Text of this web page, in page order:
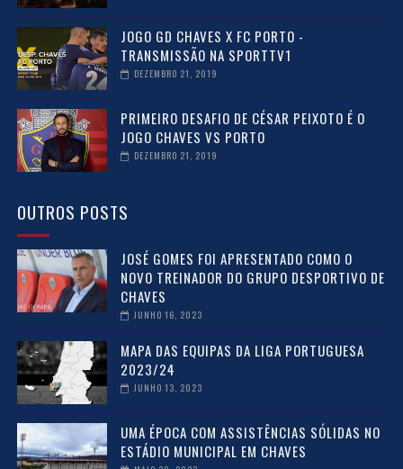
JOGO GD CHAVES X FC PORTO -
TRANSMISSÃO NA SPORTTV1
DEZEMBRO 21, 2019
PRIMEIRO DESAFIO DE CÉSAR PEIXOTO É O
JOGO CHAVES VS PORTO
DEZEMBRO 21, 2019
OUTROS POSTS
JOSÉ GOMES FOI APRESENTADO COMO O
NOVO TREINADOR DO GRUPO DESPORTIVO DE
CHAVES
JUNHO 16, 2023
MAPA DAS EQUIPAS DA LIGA PORTUGUESA
2023/24
JUNHO 13, 2023
UMA ÉPOCA COM ASSISTÊNCIAS SÓLIDAS NO
ESTÁDIO MUNICIPAL EM CHAVES